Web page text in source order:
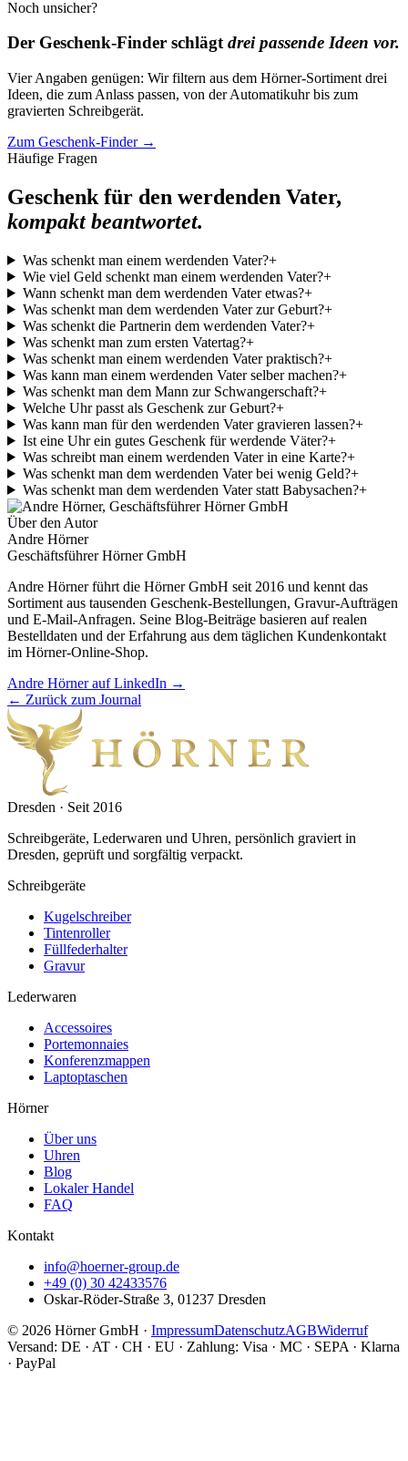
Noch unsicher?
Der Geschenk-Finder schlägtdrei passende Ideen vor.
Vier Angaben genügen: Wir filtern aus dem Hörner-Sortiment drei
Ideen, die zum Anlass passen, von der Automatikuhr bis zum
gravierten Schreibgerät.
Zum Geschenk-Finder →
Häufige Fragen
Geschenk für den werdenden Vater,
kompakt beantwortet.
Was schenkt man einem werdenden Vater?+
Wie viel Geld schenkt man einem werdenden Vater?+
Wann schenkt man dem werdenden Vater etwas?+
Was schenkt man dem werdenden Vater zur Geburt?+
Was schenkt die Partnerin dem werdenden Vater?+
Was schenkt man zum ersten Vatertag?+
Was schenkt man einem werdenden Vater praktisch?+
Was kann man einem werdenden Vater selber machen?+
Was schenkt man dem Mann zur Schwangerschaft?+
Welche Uhr passt als Geschenk zur Geburt?+
Was kann man für den werdenden Vater gravieren lassen?+
Ist eine Uhr ein gutes Geschenk für werdende Väter?+
Was schreibt man einem werdenden Vater in eine Karte?+
Was schenkt man dem werdenden Vater bei wenig Geld?+
Was schenkt man dem werdenden Vater statt Babysachen?+
Über den Autor
Andre Hörner
Geschäftsführer Hörner GmbH
Andre Hörner führt die Hörner GmbH seit 2016 und kennt das
Sortiment aus tausenden Geschenk-Bestellungen, Gravur-Aufträgen
und E-Mail-Anfragen. Seine Blog-Beiträge basieren auf realen
Bestelldaten und der Erfahrung aus dem täglichen Kundenkontakt
im Hörner-Online-Shop.
Andre Hörner auf LinkedIn →
← Zurück zum Journal
Dresden · Seit 2016
Schreibgeräte, Lederwaren und Uhren, persönlich graviert in
Dresden, geprüft und sorgfältig verpackt.
Schreibgeräte
Kugelschreiber
Tintenroller
Füllfederhalter
Gravur
Lederwaren
Accessoires
Portemonnaies
Konferenzmappen
Laptoptaschen
Hörner
Über uns
Uhren
Blog
Lokaler Handel
FAQ
Kontakt
info@hoerner-group.de
+49 (0) 30 42433576
Oskar-Röder-Straße 3, 01237 Dresden
© 2026 Hörner GmbH · ImpressumDatenschutzAGBWiderruf
Versand: DE · AT · CH · EU · Zahlung: Visa · MC · SEPA · Klarna
· PayPal